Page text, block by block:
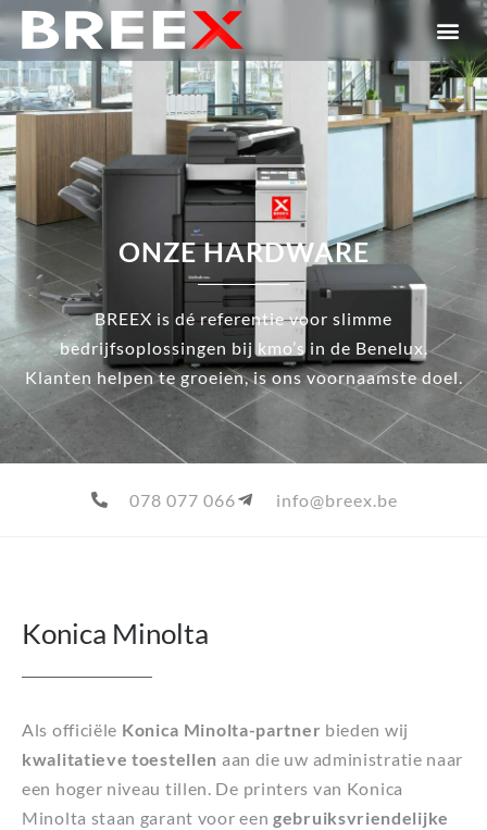
ONZE HARDWARE
BREEX is dé referentie voor slimme
bedrijfsoplossingen bij kmo’s in de Benelux.
Klanten helpen te groeien, is ons voornaamste doel.
078 077 066 info@breex.be
Konica Minolta
Als officiële Konica Minolta-partner bieden wij
kwalitatieve toestellen aan die uw administratie naar
een hoger niveau tillen. De printers van Konica
Minolta staan garant voor een gebruiksvriendelijke